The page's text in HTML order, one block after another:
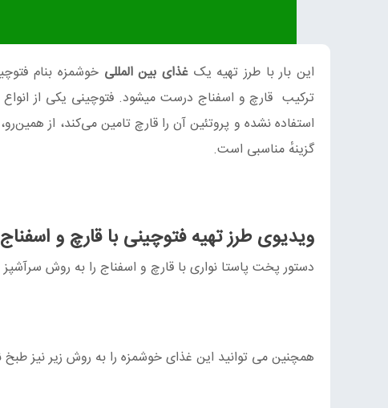
این بار با طرز تهیه یک غذای بین المللی خوشمزه بنام
ترکیب قارچ و اسفناج درست میشود. فتوچینی یکی از
استفاده نشده و پروتئین آن را قارچ تامین می‌کند، از
گزینهٔ مناسبی است.
ویدیوی طرز تهیه فتوچینی با قارچ و اسفناج
دستور پخت پاستا نواری با قارچ و اسفناج را به روش سرآشپز
همچنین می توانید این غذای خوشمزه را به روش زیر نیز طبخ